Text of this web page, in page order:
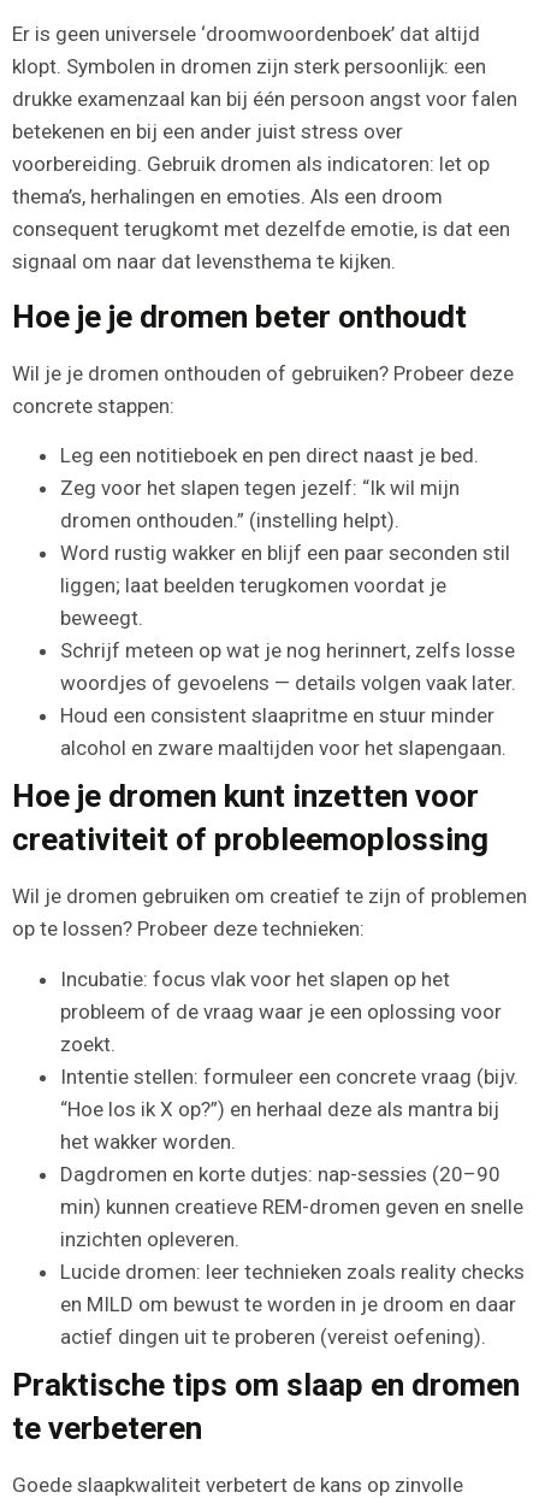
Er is geen universele ‘droomwoordenboek’ dat altijd
klopt. Symbolen in dromen zijn sterk persoonlijk: een
drukke examenzaal kan bij één persoon angst voor falen
betekenen en bij een ander juist stress over
voorbereiding. Gebruik dromen als indicatoren: let op
thema’s, herhalingen en emoties. Als een droom
consequent terugkomt met dezelfde emotie, is dat een
signaal om naar dat levensthema te kijken.
Hoe je je dromen beter onthoudt
Wil je je dromen onthouden of gebruiken? Probeer deze
concrete stappen:
Leg een notitieboek en pen direct naast je bed.
Zeg voor het slapen tegen jezelf: “Ik wil mijn
dromen onthouden.” (instelling helpt).
Word rustig wakker en blijf een paar seconden stil
liggen; laat beelden terugkomen voordat je
beweegt.
Schrijf meteen op wat je nog herinnert, zelfs losse
woordjes of gevoelens — details volgen vaak later.
Houd een consistent slaapritme en stuur minder
alcohol en zware maaltijden voor het slapengaan.
Hoe je dromen kunt inzetten voor
creativiteit of probleemoplossing
Wil je dromen gebruiken om creatief te zijn of problemen
op te lossen? Probeer deze technieken:
Incubatie: focus vlak voor het slapen op het
probleem of de vraag waar je een oplossing voor
zoekt.
Intentie stellen: formuleer een concrete vraag (bijv.
“Hoe los ik X op?”) en herhaal deze als mantra bij
het wakker worden.
Dagdromen en korte dutjes: nap-sessies (20–90
min) kunnen creatieve REM-dromen geven en snelle
inzichten opleveren.
Lucide dromen: leer technieken zoals reality checks
en MILD om bewust te worden in je droom en daar
actief dingen uit te proberen (vereist oefening).
Praktische tips om slaap en dromen
te verbeteren
Goede slaapkwaliteit verbetert de kans op zinvolle